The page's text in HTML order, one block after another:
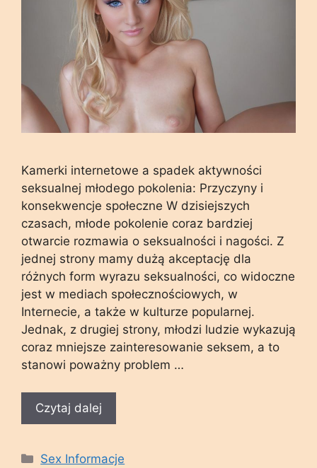
Kamerki internetowe a spadek aktywności
seksualnej młodego pokolenia: Przyczyny i
konsekwencje społeczne W dzisiejszych
czasach, młode pokolenie coraz bardziej
otwarcie rozmawia o seksualności i nagości. Z
jednej strony mamy dużą akceptację dla
różnych form wyrazu seksualności, co widoczne
jest w mediach społecznościowych, w
Internecie, a także w kulturze popularnej.
Jednak, z drugiej strony, młodzi ludzie wykazują
coraz mniejsze zainteresowanie seksem, a to
stanowi poważny problem …
Czytaj dalej
Kategorie
Sex Informacje